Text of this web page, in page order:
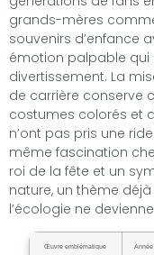
grands-mères
souvenirs d’enfance
émotion palpable
divertissement. La
de carrière conserve
costumes colorés et
n’ont pas pris une
même fascination
roi de la fête et un
nature, un thème
l’écologie ne
Œuvre emblématique Année